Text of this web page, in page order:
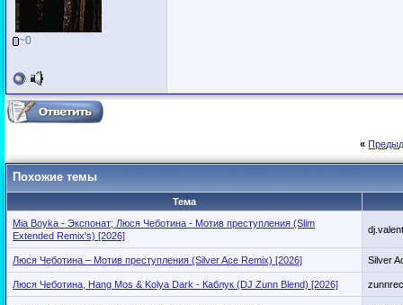
~0
«
Похожие темы
Тема
Mia Boyka - Экспонат; Люся Чеботина - Мотив преступления (Slim
Extended Remix's) [2026]
Люся Чеботина – Мотив преступления (Silver Ace Remix) [2026] Silver
Люся Чеботина, Hang Mos & Kolya Dark - Каблук (DJ Zunn Blend) [2026]